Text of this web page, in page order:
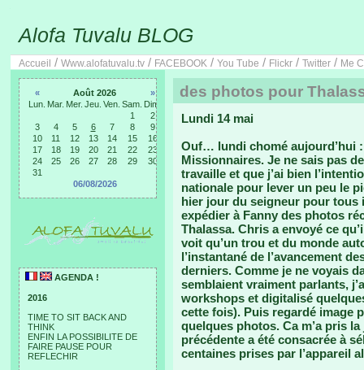
Alofa Tuvalu BLOG
Accueil / Www.alofatuvalu.tv / FACEBOOK / You Tube / Flickr / Twitter / Me
« Août 2026
»
Lun. Mar. Mer. Jeu. Ven. Sam. Dim.
1
2
3
4 5 6 7 8
9
10
11 12 13 14 15
16
17
18 19 20 21 22
23
24
25 26 27 28 29
30
31
06/08/2026
AGENDA !
2016
TIME TO SIT BACK AND
THINK
ENFIN LA POSSIBILITE DE
FAIRE PAUSE POUR
REFLECHIR
des photos pour
Lundi 14 mai
Ouf… lundi chomé aujourd’hui :
Missionnaires. Je ne sais pas
travaille et que j’ai bien
nationale pour lever un peu le
hier jour du seigneur pour
expédier à Fanny des photos
Thalassa. Chris a envoyé ce
voit qu’un trou et du monde
l’instantané de l’avancement
derniers. Comme je ne voyais
semblaient vraiment parlants,
workshops et digitalisé
cette fois). Puis regardé image
quelques photos. Ca m’a pris
précédente a été consacrée à
centaines prises par l’appareil